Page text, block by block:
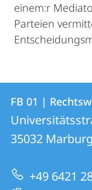
einem:r
Parteien
Kontakt
und
zur
FB
01
FB 01 |
35032 Marburg
+49 6421